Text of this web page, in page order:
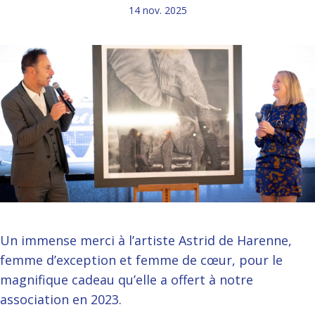
14 nov. 2025
Un immense merci à l’artiste Astrid de Harenne,
femme d’exception et femme de cœur, pour le
magnifique cadeau qu’elle a offert à notre
association en 2023.